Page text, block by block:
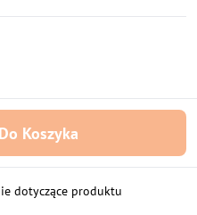
Do Koszyka
dotyczące produktu